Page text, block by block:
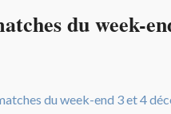
du week-